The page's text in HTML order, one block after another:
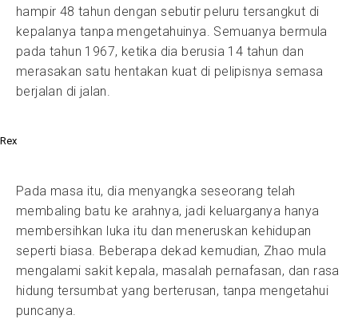
hampir 48 tahun dengan sebutir peluru tersangkut di
kepalanya tanpa mengetahuinya. Semuanya bermula
pada tahun 1967, ketika dia berusia 14 tahun dan
merasakan satu hentakan kuat di pelipisnya semasa
berjalan di jalan.
Rex
Pada masa itu, dia menyangka seseorang telah
membaling batu ke arahnya, jadi keluarganya hanya
membersihkan luka itu dan meneruskan kehidupan
seperti biasa. Beberapa dekad kemudian, Zhao mula
mengalami sakit kepala, masalah pernafasan, dan rasa
hidung tersumbat yang berterusan, tanpa mengetahui
puncanya.